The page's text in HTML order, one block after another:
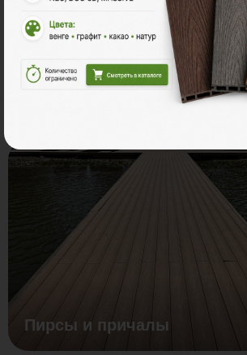
На кровле и балконе
Пирсы и причалы